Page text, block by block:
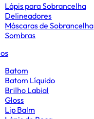
Lápis para Sobrancelha
Delineadores
Máscaras de Sobrancelha
Sombras
Batom
Batom Líquido
Brilho Labial
Gloss
Lip Balm